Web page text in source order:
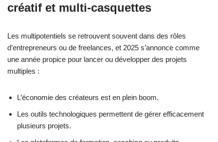
créatif et multi-casquettes
Les multipotentiels se retrouvent souvent dans des rôles
d’entrepreneurs ou de freelances, et 2025 s’annonce comme
une année propice pour lancer ou développer des projets
multiples :
L’économie des créateurs est en plein boom.
Les outils technologiques permettent de gérer efficacement
plusieurs projets.